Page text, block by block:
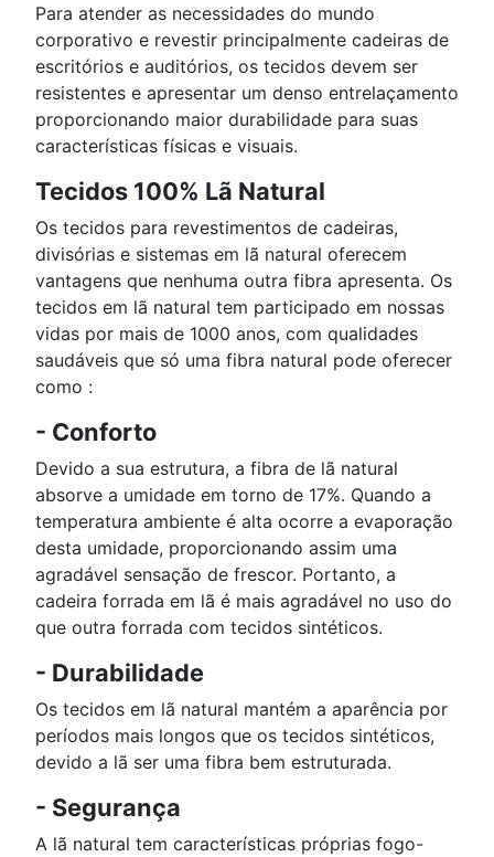
Para atender as necessidades do mundo
corporativo e revestir principalmente cadeiras de
escritórios e auditórios, os tecidos devem ser
resistentes e apresentar um denso entrelaçamento
proporcionando maior durabilidade para suas
características físicas e visuais.
Tecidos 100% Lã Natural
Os tecidos para revestimentos de cadeiras,
divisórias e sistemas em lã natural oferecem
vantagens que nenhuma outra fibra apresenta. Os
tecidos em lã natural tem participado em nossas
vidas por mais de 1000 anos, com qualidades
saudáveis que só uma fibra natural pode oferecer
como :
- Conforto
Devido a sua estrutura, a fibra de lã natural
absorve a umidade em torno de 17%. Quando a
temperatura ambiente é alta ocorre a evaporação
desta umidade, proporcionando assim uma
agradável sensação de frescor. Portanto, a
cadeira forrada em lã é mais agradável no uso do
que outra forrada com tecidos sintéticos.
- Durabilidade
Os tecidos em lã natural mantém a aparência por
períodos mais longos que os tecidos sintéticos,
devido a lã ser uma fibra bem estruturada.
- Segurança
A lã natural tem características próprias fogo-